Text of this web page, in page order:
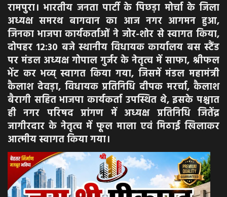
वीडियो
Gallery
रामपुरा। भारतीय जनता पार्टी के पिछड़ा मोर्चा के जिला
अध्यक्ष समरथ बागवान का आज नगर आगमन हुआ,
जिनका भाजपा कार्यकर्ताओं ने जोर-शोर से स्वागत किया,
दोपहर 12:30 बजे स्थानीय विधायक कार्यालय बस स्टैंड
पर मंडल अध्यक्ष गोपाल गुर्जर के नेतृत्व में साफा, श्रीफल
भेंट कर भव्य् स्वागत किया गया, जिसमें मंडल महामंत्री
कैलाश देवड़ा, विधायक प्रतिनिधि दीपक मरर्चा, कैलाश
बैरागी सहित भाजपा कार्यकर्ता उपस्थित थे, इसके पश्चात
ही नगर परिषद प्रांगण में अध्यक्ष प्रतिनिधि जितेंद्र
जागीरदार के नेतृत्व में फूल माला एवं मिठाई खिलाकर
आत्मीय स्वागत किया गया।